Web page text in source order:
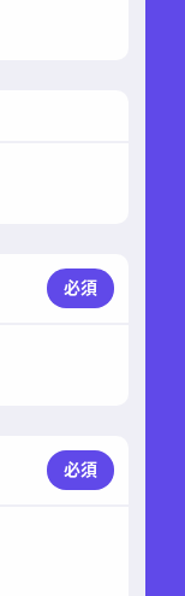
必須
必須